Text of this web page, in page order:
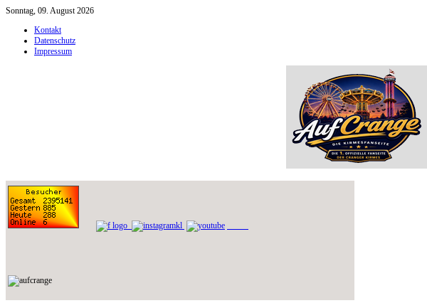
Sonntag, 09. August 2026
Kontakt
Datenschutz
Impressum